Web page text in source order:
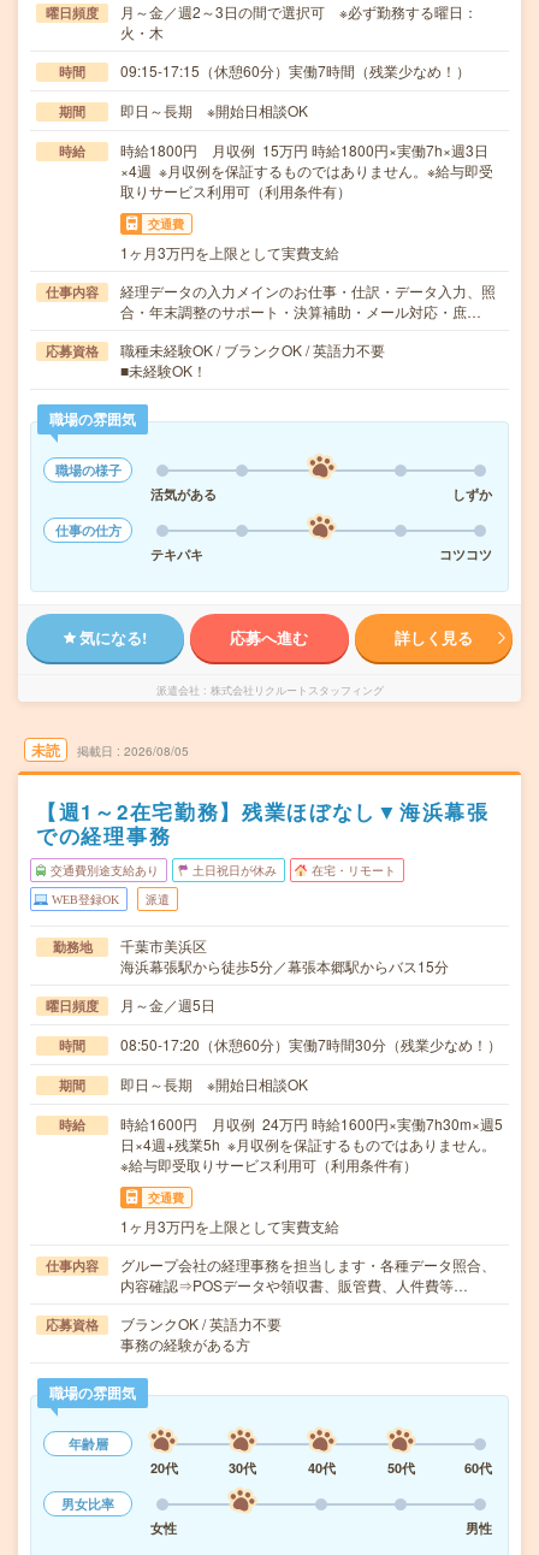
曜日頻度
月～金／週2～3日の間で選択可 ※必ず勤務する曜日：
火・木
時間 09:15-17:15（休憩60分）実働7時間（残業少なめ！）
期間 即日～長期 ※開始日相談OK
時給
時給1800円 月収例 15万円 時給1800円×実働7h×週3日
×4週 ※月収例を保証するものではありません。※給与即受
取りサービス利用可（利用条件有）
交通費
1ヶ月3万円を上限として実費支給
仕事内容
経理データの入力メインのお仕事・仕訳・データ入力、照
合・年末調整のサポート・決算補助・メール対応・庶…
応募資格
職種未経験OK / ブランクOK / 英語力不要
■未経験OK！
職場の雰囲気
職場の様子
活気がある
しずか
仕事の仕方
テキパキ
コツコツ
気になる! 応募へ進む 詳しく見る
派遣会社 株式会社リクルートスタッフィング
未読 掲載日 2026/08/05
【週1～2在宅勤務】残業ほぼなし▼海浜幕張
での経理事務
交通費別途支給あり 土日祝日が休み 在宅・リモート
WEB登録OK 派遣
勤務地
千葉市美浜区
海浜幕張駅から徒歩5分／幕張本郷駅からバス15分
曜日頻度 月～金／週5日
時間 08:50-17:20（休憩60分）実働7時間30分（残業少なめ！）
期間 即日～長期 ※開始日相談OK
時給
時給1600円 月収例 24万円 時給1600円×実働7h30m×週5
日×4週+残業5h ※月収例を保証するものではありません。
※給与即受取りサービス利用可（利用条件有）
交通費
1ヶ月3万円を上限として実費支給
仕事内容
グループ会社の経理事務を担当します・各種データ照合、
内容確認⇒POSデータや領収書、販管費、人件費等…
応募資格
ブランクOK / 英語力不要
事務の経験がある方
職場の雰囲気
年齢層
20代
30代 40代 50代
60代
男女比率
女性
男性